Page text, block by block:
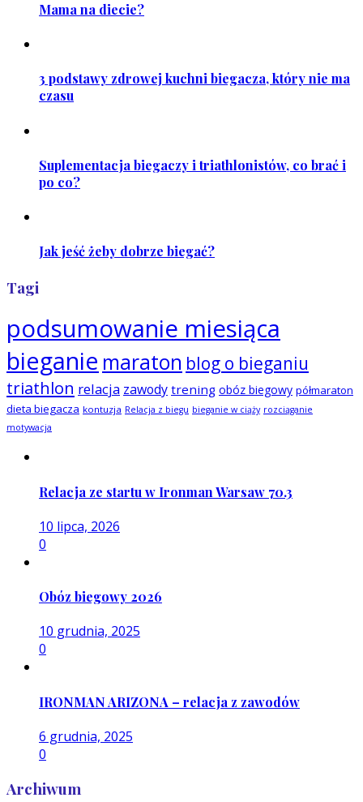
Mama na diecie?
3 podstawy zdrowej kuchni biegacza, który nie ma
czasu
Suplementacja biegaczy i triathlonistów, co brać i
po co?
Jak jeść żeby dobrze biegać?
Tagi
podsumowanie miesiąca
bieganie maraton blog o bieganiu
triathlon relacja zawody trening obóz biegowy półmaraton
dieta biegacza kontuzja Relacja z biegu bieganie w ciąży rozciąganie
motywacja
Relacja ze startu w Ironman Warsaw 70.3
10 lipca, 2026
0
Obóz biegowy 2026
10 grudnia, 2025
0
IRONMAN ARIZONA – relacja z zawodów
6 grudnia, 2025
0
Archiwum